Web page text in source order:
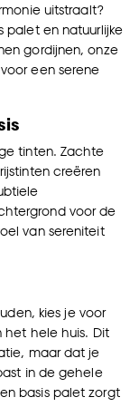
uitstraalt?
palet en natuurlijke
gordijnen, onze
een serene
tinten. Zachte
creëren
voor de
van sereniteit
kies je voor
het hele huis. Dit
maar dat je
in de gehele
basis palet zorgt